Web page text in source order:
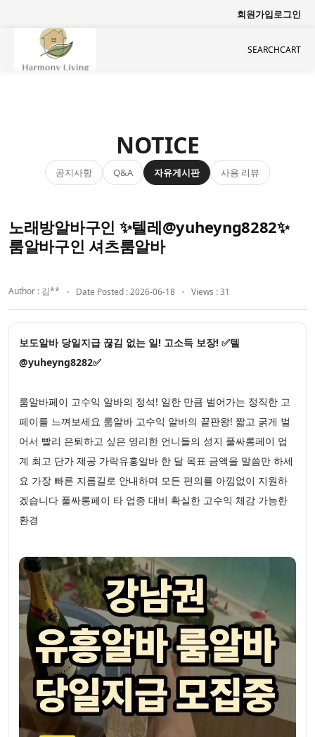
회원가입로그인
SEARCHCART
NOTICE
공지사항 Q&A 자유게시판 사용 리뷰
노래방알바구인 ✨텔레@yuheyng8282✨
룸알바구인 셔츠룸알바
Author : 김** Date Posted : 2026-06-18 Views : 31
보도알바 당일지급 끊김 없는 일! 고소득 보장! ✅텔
@yuheyng8282✅
룸알바페이 고수익 알바의 정석! 일한 만큼 벌어가는 정직한 고
페이를 느껴보세요 룸알바 고수익 알바의 끝판왕! 짧고 굵게 벌
어서 빨리 은퇴하고 싶은 영리한 언니들의 성지 풀싸롱페이 업
계 최고 단가 제공 가락유흥알바 한 달 목표 금액을 말씀만 하세
요 가장 빠른 지름길로 안내하며 모든 편의를 아낌없이 지원하
겠습니다 풀싸롱페이 타 업종 대비 확실한 고수익 체감 가능한
환경